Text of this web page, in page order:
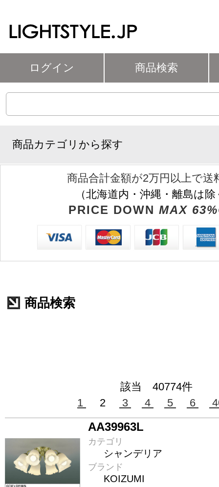
ログイン 商品検索
商品カテゴリから探す
商品合計金額が2万円以上で送
（北海道内・沖縄・離島は
PRICE DOWN MAX
商品検索
該当 40774件
1
2 3 4 5 6
AA39963L
カテゴリ
シャンデリア
ブランド
KOIZUMI